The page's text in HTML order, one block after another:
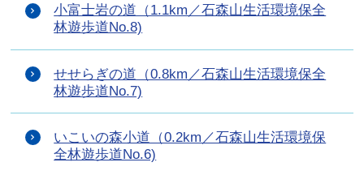
小富士岩の道（1.1km／石森山生活環境保全
林遊歩道No.8)
せせらぎの道（0.8km／石森山生活環境保全
林遊歩道No.7)
いこいの森小道（0.2km／石森山生活環境保
全林遊歩道No.6)